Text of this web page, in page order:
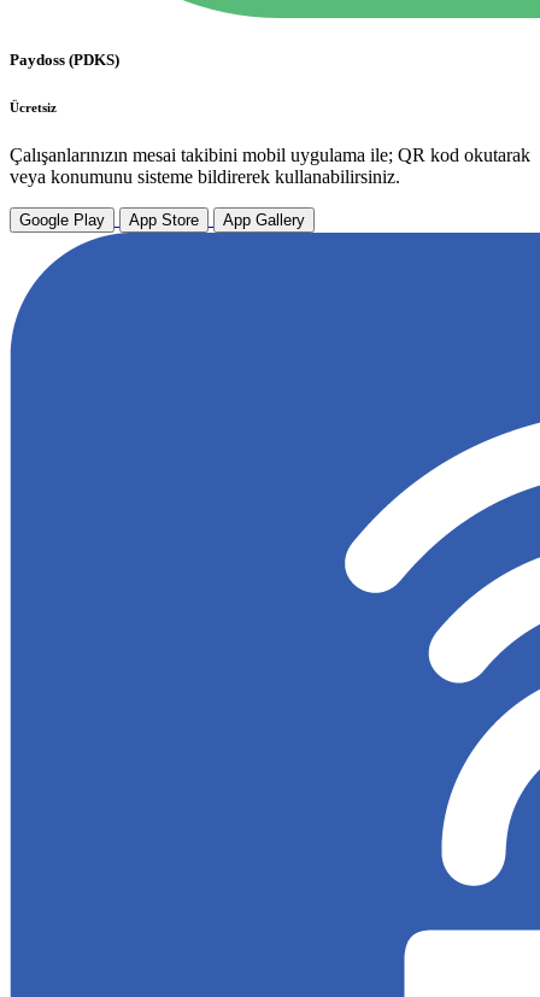
Paydoss (PDKS)
Ücretsiz
Çalışanlarınızın mesai takibini mobil uygulama ile; QR kod okutarak
veya konumunu sisteme bildirerek kullanabilirsiniz.
Google Play App Store App Gallery